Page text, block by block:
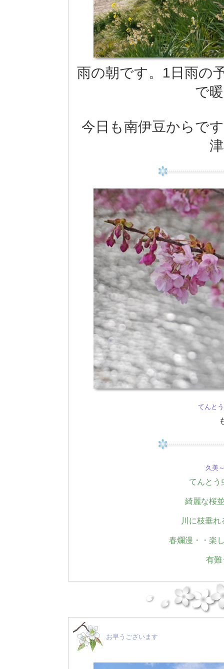
雨の朝です。1日雨の
で
今日も南伊豆からで
てんと
久美
てんと
綺麗な桜
川に枝垂
春爛漫・・楽
有難
お早うございます